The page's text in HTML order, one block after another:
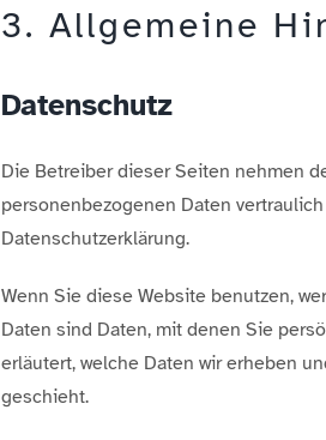
3. Allgemeine
Datenschutz
Die Betreiber dieser Seiten nehmen
personenbezogenen Daten
Datenschutzerklärung.
Wenn Sie diese Website benutzen,
Daten sind Daten, mit denen Sie
erläutert, welche Daten wir erheben
geschieht.